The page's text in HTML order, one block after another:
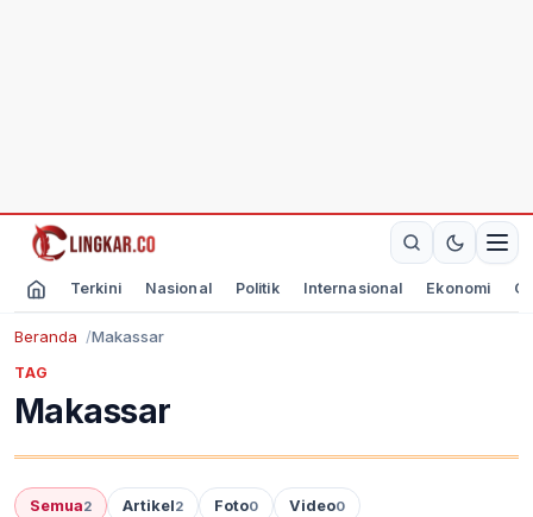
Terkini Nasional Politik Internasional Ekonomi
Beranda Makassar
TAG
Makassar
Semua2 Artikel2 Foto0 Video0